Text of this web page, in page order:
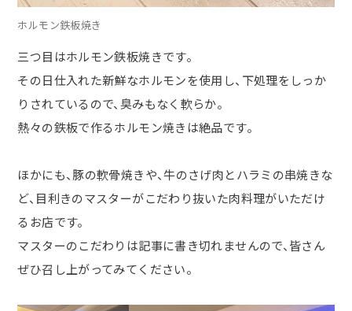
ホルモン鉄板焼き
三つ目はホルモン鉄板焼きです。
その日仕入れた新鮮なホルモンを使用し、下処理をしっか
りされているので、臭みもなく軟らか。
熱々の鉄板で作るホルモン焼きは絶品です。
ほかにも、豚の軟骨焼きや、牛のさげ肉とハラミの串焼きな
ど、目利きのマスターがこだわり抜いた肉料理がいただけ
るお店です。
マスターのこだわりは記事に書き切れませんので、皆さん
ぜひ召し上がってみてください。